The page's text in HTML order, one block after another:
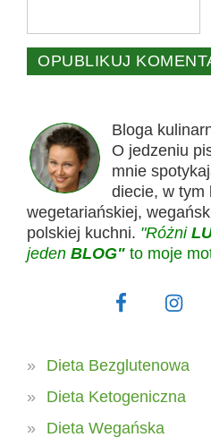
Bloga
O jedzeniu
mnie
diecie, w tym
wegetariańskiej,
polskiej kuchni. "Różni
jeden BLOG" to moje
Dieta Bezglutenowa
Dieta Ketogeniczna
Dieta Wegańska